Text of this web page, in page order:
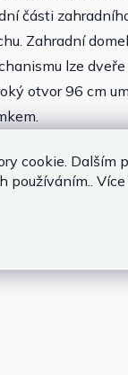
cookie. Dalším
používáním..
části
Zahradní
lze
otvor 96 cm